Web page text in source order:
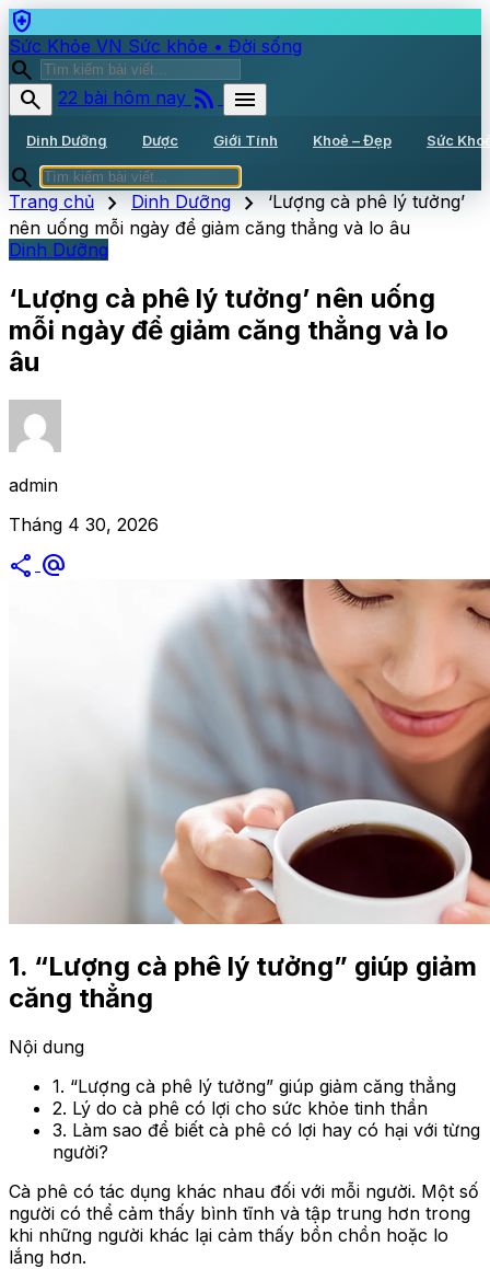
health_and_safety
Sức Khỏe VN Sức khỏe • Đời sống
search
search
22 bài hôm nay rss_feed menu
Dinh Dưỡng Dược Giới Tính Khoẻ – Đẹp Sức
search
Trang chủ chevron_right Dinh Dưỡng chevron_right ‘Lượng cà phê lý tưởng’
nên uống mỗi ngày để giảm căng thẳng và lo âu
Dinh Dưỡng
‘Lượng cà phê lý tưởng’ nên uống
mỗi ngày để giảm căng thẳng và lo
âu
admin
Tháng 4 30, 2026
share alternate_email
1. “Lượng cà phê lý tưởng” giúp giảm
căng thẳng
Nội dung
1. “Lượng cà phê lý tưởng” giúp giảm căng thẳng
2. Lý do cà phê có lợi cho sức khỏe tinh thần
3. Làm sao để biết cà phê có lợi hay có hại với từng
người?
Cà phê có tác dụng khác nhau đối với mỗi người. Một số
người có thể cảm thấy bình tĩnh và tập trung hơn trong
khi những người khác lại cảm thấy bồn chồn hoặc lo
lắng hơn.